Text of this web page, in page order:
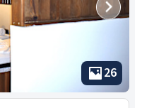
26